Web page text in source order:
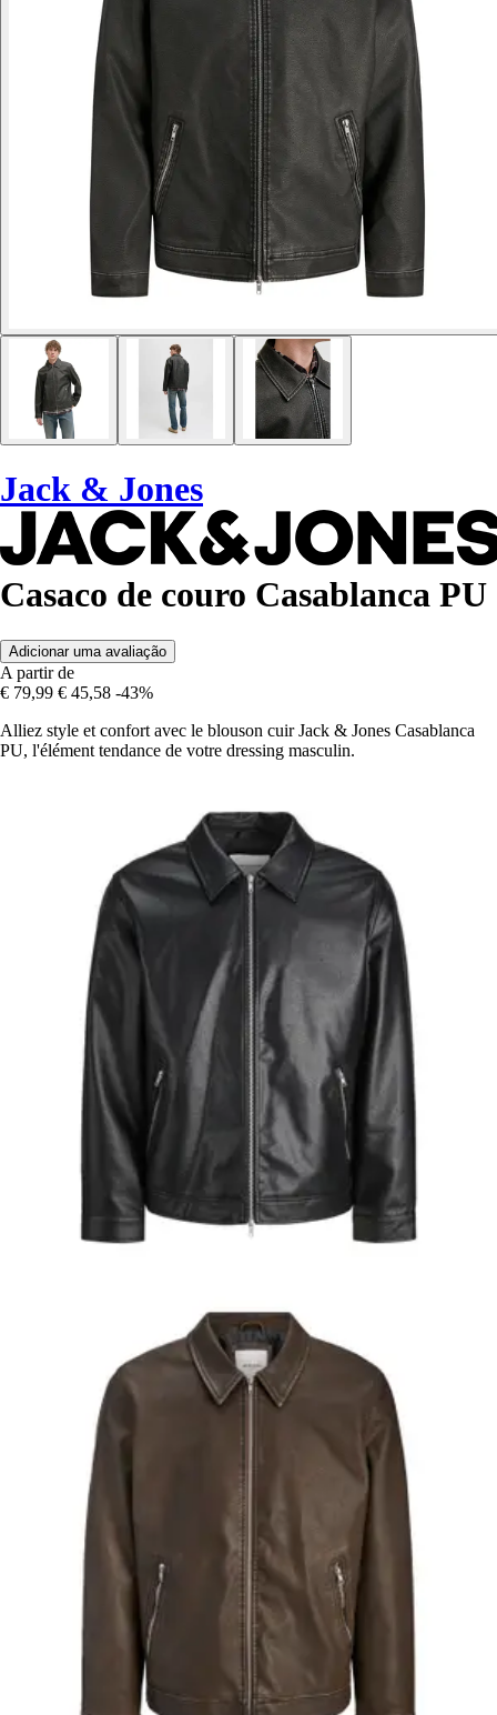
Jack & Jones
Casaco de couro Casablanca PU
Adicionar uma avaliação
A partir de
€ 79,99 € 45,58 -43%
Alliez style et confort avec le blouson cuir Jack & Jones Casablanca
PU, l'élément tendance de votre dressing masculin.